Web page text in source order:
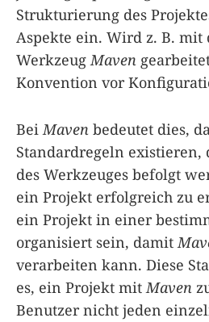
Strukturierung des
Aspekte ein. Wird z. B. mit
WerkzeugMaven
Konvention vor
BeiMaven bedeutet dies,
Standardregeln existieren,
des Werkzeuges befolgt
ein Projekt erfolgreich zu
ein Projekt in einer
organisiert sein, damit
verarbeiten kann. Diese
es, ein Projekt mitMaven
Benutzer nicht jeden